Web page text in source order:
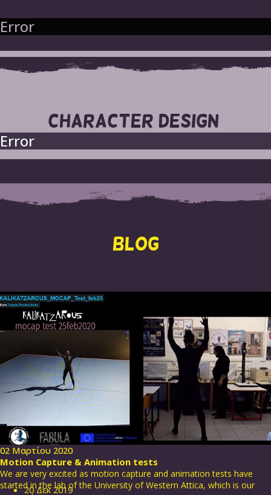
Error
CHARACTER DESIGN
Error
BLOG
02 Μαρτίου 2020
Motion Capture & Animation tests
We are very excited as motion capture and animation tests have
started in the lab of the University of Western Attica, which is our
20 Δεκ 2019